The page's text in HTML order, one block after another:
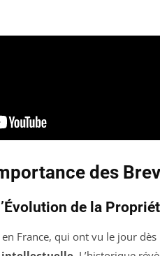
des
de la
en France, qui ont vu le jour